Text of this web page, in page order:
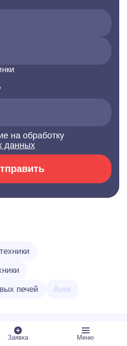
на обработку
данных
печей Avex
Заявка Меню